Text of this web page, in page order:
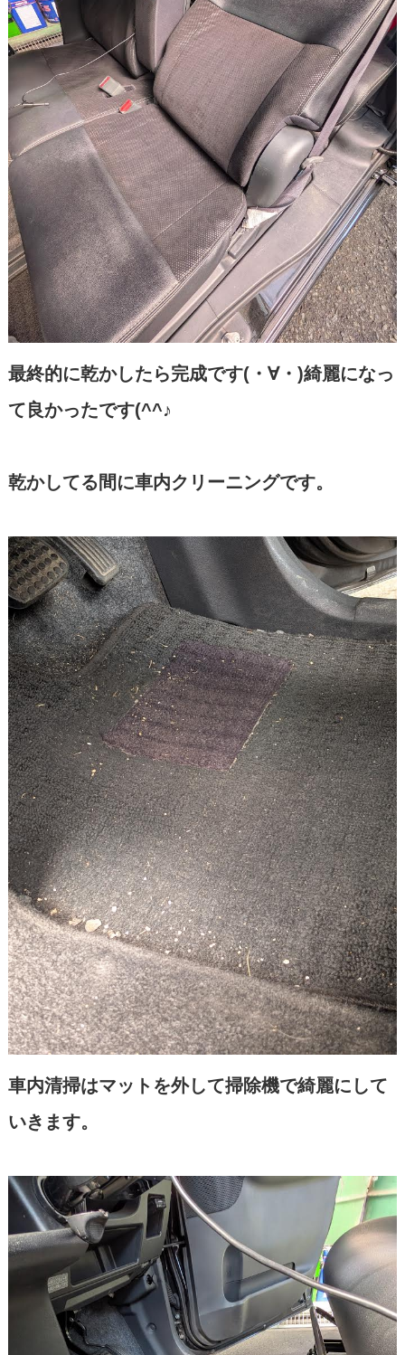
最終的に乾かしたら完成です(・∀・)綺麗になっ
て良かったです(^^♪
乾かしてる間に車内クリーニングです。
車内清掃はマットを外して掃除機で綺麗にして
いきます。